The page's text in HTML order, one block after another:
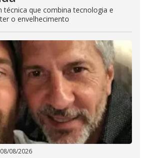
técnica que combina tecnologia e
o envelhecimento
08/08/2026